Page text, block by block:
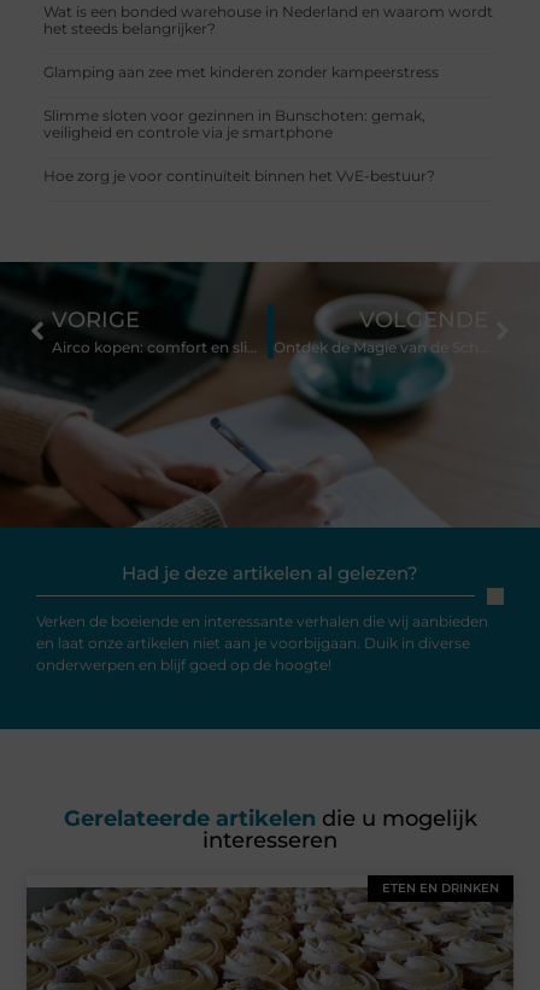
Wat is een bonded warehouse in Nederland en waarom wordt
het steeds belangrijker?
Glamping aan zee met kinderen zonder kampeerstress
Slimme sloten voor gezinnen in Bunschoten: gemak,
veiligheid en controle via je smartphone
Hoe zorg je voor continuïteit binnen het VvE-bestuur?
Had je deze artikelen al gelezen?
Verken de boeiende en interessante verhalen die wij aanbieden
en laat onze artikelen niet aan je voorbijgaan. Duik in diverse
onderwerpen en blijf goed op de hoogte!
VORIGE
Airco kopen: comfort en slimme technologie in één
VOLGENDE
Gerelateerde artikelen die u mogelijk
interesseren
ETEN EN DRINKEN